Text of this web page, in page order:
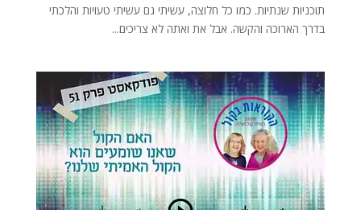
תוכניות שנתיות. כמו כל חלוצה, עשיתי גם עשיתי טעויות והלכתי
בדרך הארוכה והקשה. אבל את ואתה לא צריכים...